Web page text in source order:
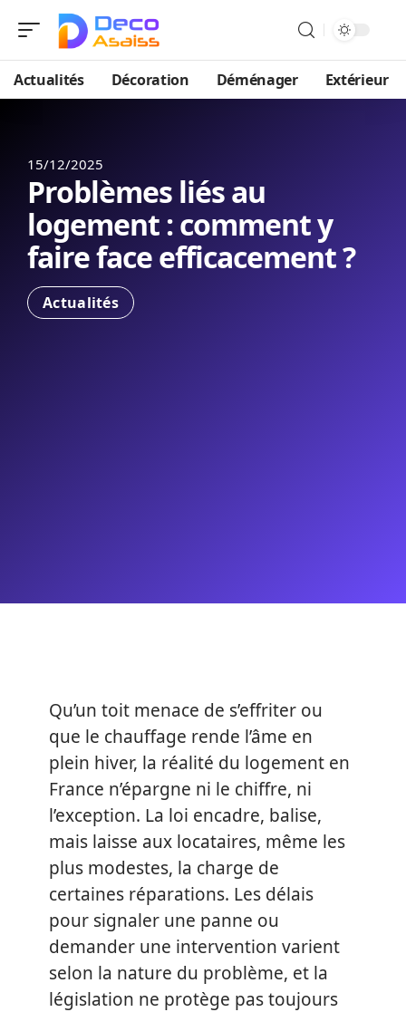
Actualités Décoration Déménager Extérieur
15/12/2025
Problèmes liés au
logement : comment y
faire face efficacement ?
Actualités
Qu’un toit menace de s’effriter ou
que le chauffage rende l’âme en
plein hiver, la réalité du logement en
France n’épargne ni le chiffre, ni
l’exception. La loi encadre, balise,
mais laisse aux locataires, même les
plus modestes, la charge de
certaines réparations. Les délais
pour signaler une panne ou
demander une intervention varient
selon la nature du problème, et la
législation ne protège pas toujours